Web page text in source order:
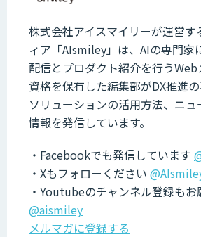
株式会社アイスマイリーが運営す
ィア「AIsmiley」は、AIの専門家
配信とプロダクト紹介を行うWeb
資格を保有した編集部がDX推進
ソリューションの活用方法、ニュ
情報を発信しています。
・Facebookでも発信しています
・Xもフォローください
・Youtubeのチャンネル登録も
@aismiley
メルマガに登録する